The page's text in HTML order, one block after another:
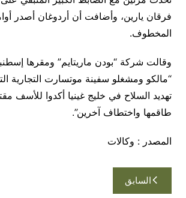
فرقان يارين، وأضافت أن أردوغان أصدر
المخطوف.
وقالت شركة “بودن ماريتايم” ومقرها
“مالكو ومشغلو سفينة موتسارت التجارية
تهديد السلاح في خليج غينيا أكدوا للأسف
طاقمها واختطاف آخرين”.
المصدر : وكالات
تصفّح
المقالات
السابق